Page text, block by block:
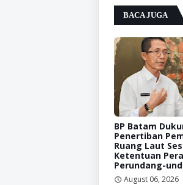
BACA JUGA
BP Batam
Penertiban
Ruang Laut
Ketentuan
Perundang-
August 06, 2026